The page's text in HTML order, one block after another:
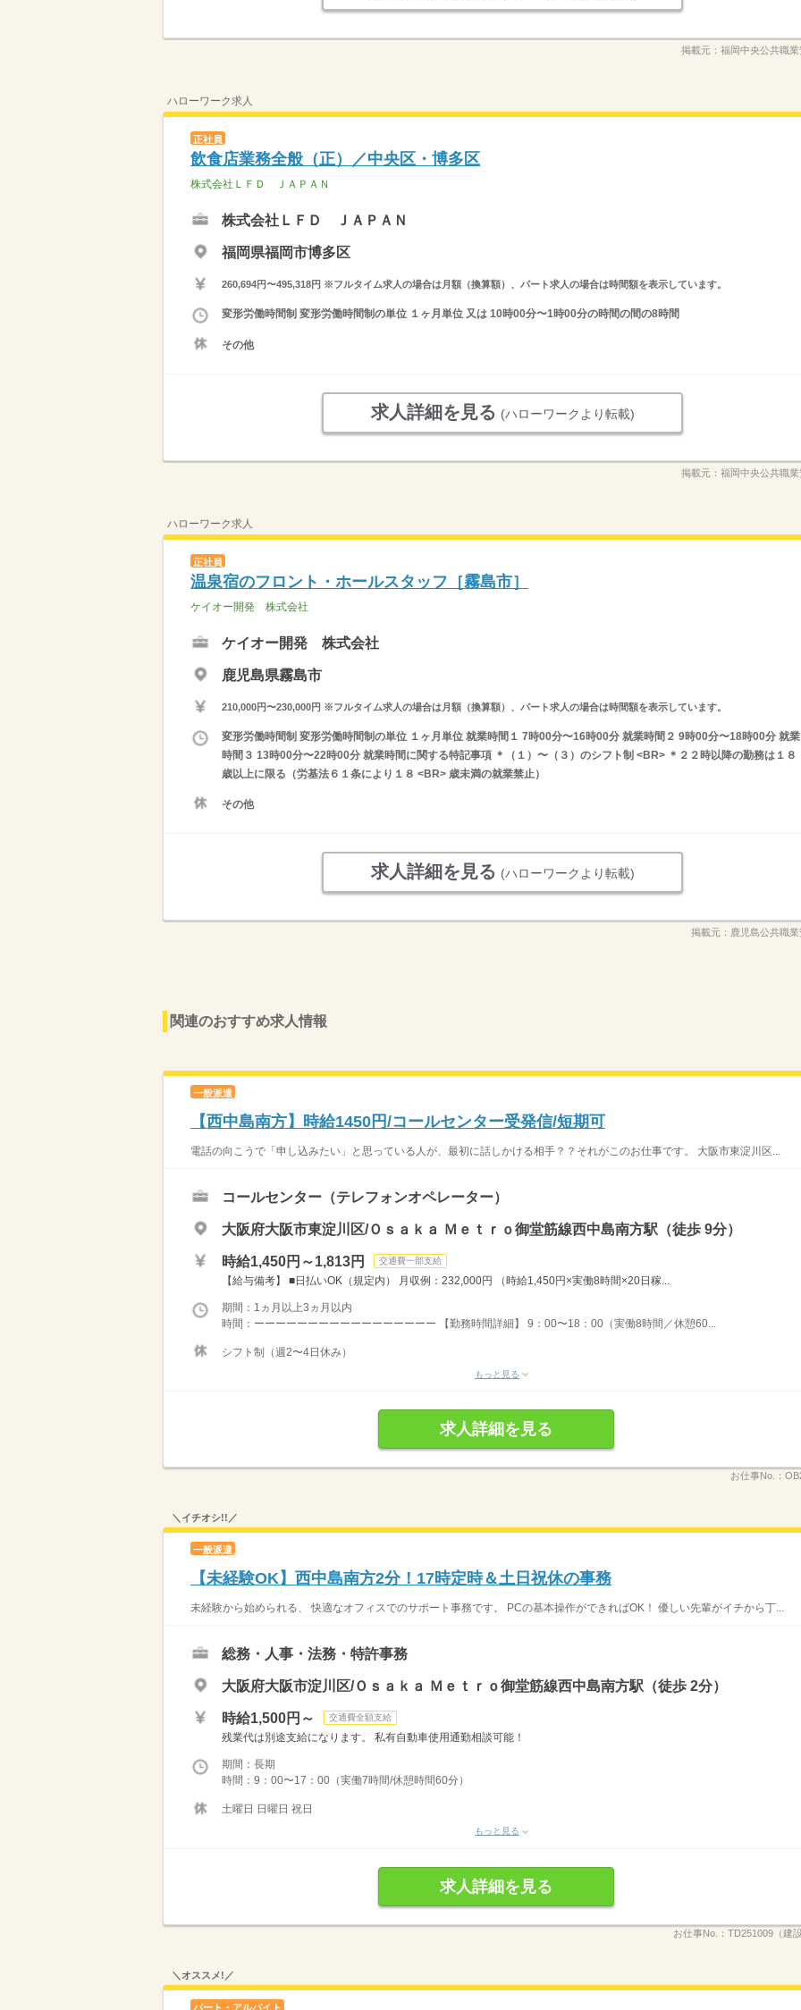
掲載元： 福岡中央公共職
ハローワーク求人
正社員
飲食店業務全般（正）／中央区・博多区
株式会社ＬＦＤ ＪＡＰＡＮ
株式会社ＬＦＤ ＪＡＰＡＮ
福岡県福岡市博多区
260,694円〜495,318円 ※フルタイム求人の場合は月額（換算額）、パート求人の場合は時間額を表示しています。
変形労働時間制 変形労働時間制の単位 １ヶ月単位 又は 10時00分〜1時00分の時間の間の8時間
その他
求人詳細を見る (ハローワークより転載)
掲載元： 福岡中央公共職
ハローワーク求人
正社員
温泉宿のフロント・ホールスタッフ［霧島市］
ケイオー開発 株式会社
ケイオー開発 株式会社
鹿児島県霧島市
210,000円〜230,000円 ※フルタイム求人の場合は月額（換算額）、パート求人の場合は時間額を表示しています。
変形労働時間制 変形労働時間制の単位 １ヶ月単位 就業時間１ 7時00分〜16時00分 就業時間２ 9時00分〜18時00分 就業
時間３ 13時00分〜22時00分 就業時間に関する特記事項 ＊（１）〜（３）のシフト制 <BR> ＊２２時以降の勤務は１８
歳以上に限る（労基法６１条により１８ <BR> 歳未満の就業禁止）
その他
求人詳細を見る (ハローワークより転載)
掲載元： 鹿児島公共職
関連のおすすめ求人情報
一般派遣
【西中島南方】時給1450円/コールセンター受発信/短期可
電話の向こうで「申し込みたい」と思っている人が、最初に話しかける相手？？それがこのお仕事です。 大阪市東淀川区...
コールセンター（テレフォンオペレーター）
大阪府大阪市東淀川区/Ｏｓａｋａ Ｍｅｔｒｏ御堂筋線西中島南方駅（徒歩 9分）
時給1,450円～1,813円 交通費一部支給
【給与備考】 ■日払いOK（規定内） 月収例：232,000円 （時給1,450円×実働8時間×20日稼...
期間：1ヵ月以上3ヵ月以内
時間：ーーーーーーーーーーーーーーーーー 【勤務時間詳細】 9：00〜18：00（実働8時間／休憩60...
シフト制（週2〜4日休み）
もっと見る
求人詳細を見る
お仕事No.：
＼イチオシ!!／
一般派遣
【未経験OK】西中島南方2分！17時定時＆土日祝休の事務
未経験から始められる、 快適なオフィスでのサポート事務です。 PCの基本操作ができればOK！ 優しい先輩がイチから丁...
総務・人事・法務・特許事務
大阪府大阪市淀川区/Ｏｓａｋａ Ｍｅｔｒｏ御堂筋線西中島南方駅（徒歩 2分）
時給1,500円～ 交通費全額支給
残業代は別途支給になります。 私有自動車使用通勤相談可能！
期間：長期
時間：9：00〜17：00（実働7時間/休憩時間60分）
土曜日 日曜日 祝日
もっと見る
求人詳細を見る
お仕事No.： TD251009（建
＼オススメ!／
パート・アルバイト